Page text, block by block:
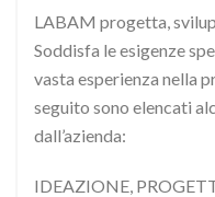
LABAM progetta,
Soddisfa le esigenze
vasta esperienza nella
seguito sono elencati
dall’azienda:
IDEAZIONE,